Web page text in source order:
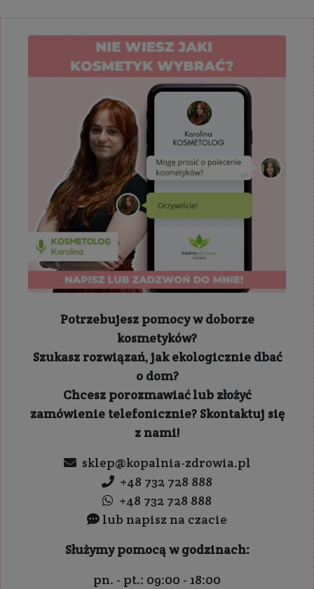
Potrzebujesz pomocy w doborze
kosmetyków?
Szukasz rozwiązań, jak ekologicznie dbać
o dom?
Chcesz porozmawiać lub złożyć
zamówienie telefonicznie? Skontaktuj się
z nami!
sklep@kopalnia-zdrowia.pl
+48 732 728 888
+48 732 728 888
lub napisz na czacie
Służymy pomocą w godzinach:
pn. - pt.: 09:00 - 18:00